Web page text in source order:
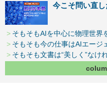
今こそ問い直
そもそもAIを中心に物理世界
そもそも今の仕事はAIエージ
そもそも文書は“美しく”なけ